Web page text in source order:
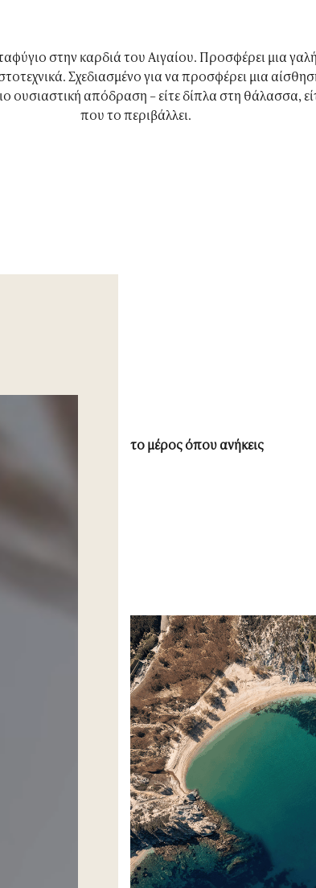
στην καρδιά του Αιγαίου. Προσφέρει μια
Σχεδιασμένο για να προσφέρει μια
απόδραση – είτε δίπλα στη θάλασσα,
που το περιβάλλει.
το μέρος όπου ανήκεις